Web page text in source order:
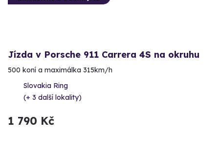
Jízda v Porsche 911 Carrera 4S na okruhu
500 koní a maximálka 315km/h
Slovakia Ring
(+ 3 další lokality)
1 790 Kč